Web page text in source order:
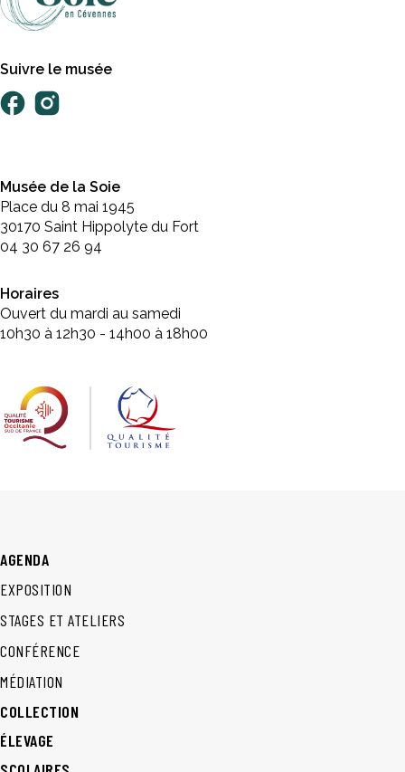
Suivre le musée
Musée de la Soie
Place du 8 mai 1945
30170 Saint Hippolyte du Fort
04 30 67 26 94
Horaires
Ouvert du mardi au samedi
10h30 à 12h30 - 14h00 à 18h00
AGENDA
EXPOSITION
STAGES ET ATELIERS
CONFÉRENCE
MÉDIATION
COLLECTION
ÉLEVAGE